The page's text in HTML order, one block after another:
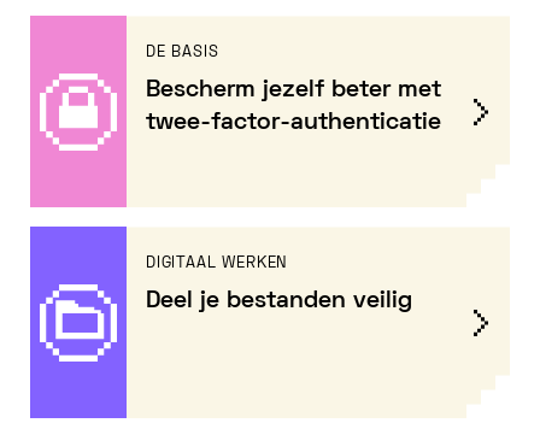
DE BASIS
Bescherm jezelf beter met
twee-factor-authenticatie
DIGITAAL WERKEN
Deel je bestanden veilig